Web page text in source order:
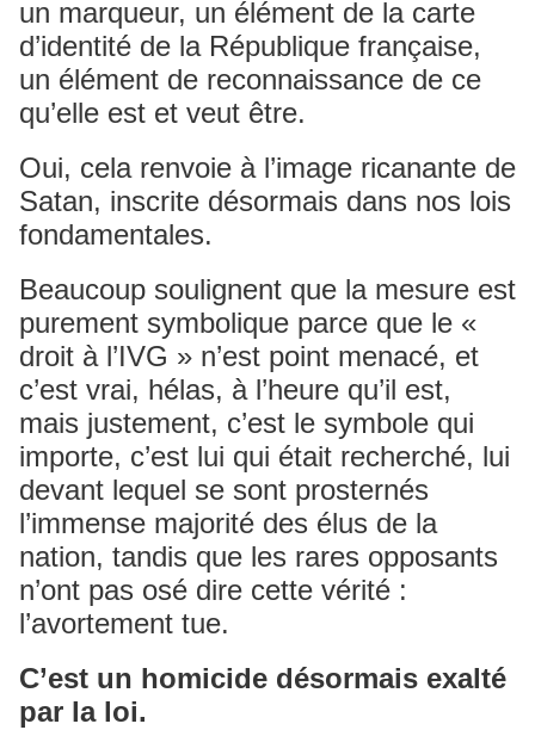
un marqueur, un élément de la carte
d’identité de la République française,
un élément de reconnaissance de ce
qu’elle est et veut être.
Oui, cela renvoie à l’image ricanante de
Satan, inscrite désormais dans nos lois
fondamentales.
Beaucoup soulignent que la mesure est
purement symbolique parce que le «
droit à l’IVG » n’est point menacé, et
c’est vrai, hélas, à l’heure qu’il est,
mais justement, c’est le symbole qui
importe, c’est lui qui était recherché, lui
devant lequel se sont prosternés
l’immense majorité des élus de la
nation, tandis que les rares opposants
n’ont pas osé dire cette vérité :
l’avortement tue.
C’est un homicide désormais exalté
par la loi.